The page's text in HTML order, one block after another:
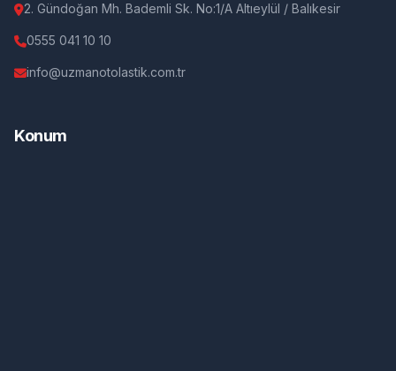
2. Gündoğan Mh. Bademli Sk. No:1/A Altıeylül / Balıkesir
0555 041 10 10
info@uzmanotolastik.com.tr
Konum